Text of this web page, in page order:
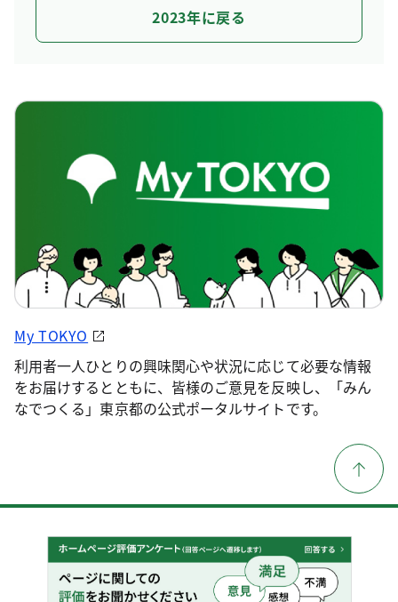
2023年に戻る
My TOKYO
利用者一人ひとりの興味関心や状況に応じて必要な情報
をお届けするとともに、皆様のご意見を反映し、「みん
なでつくる」東京都の公式ポータルサイトです。